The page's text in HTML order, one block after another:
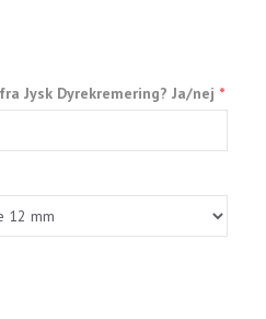
Jysk Dyrekremering? Ja/nej